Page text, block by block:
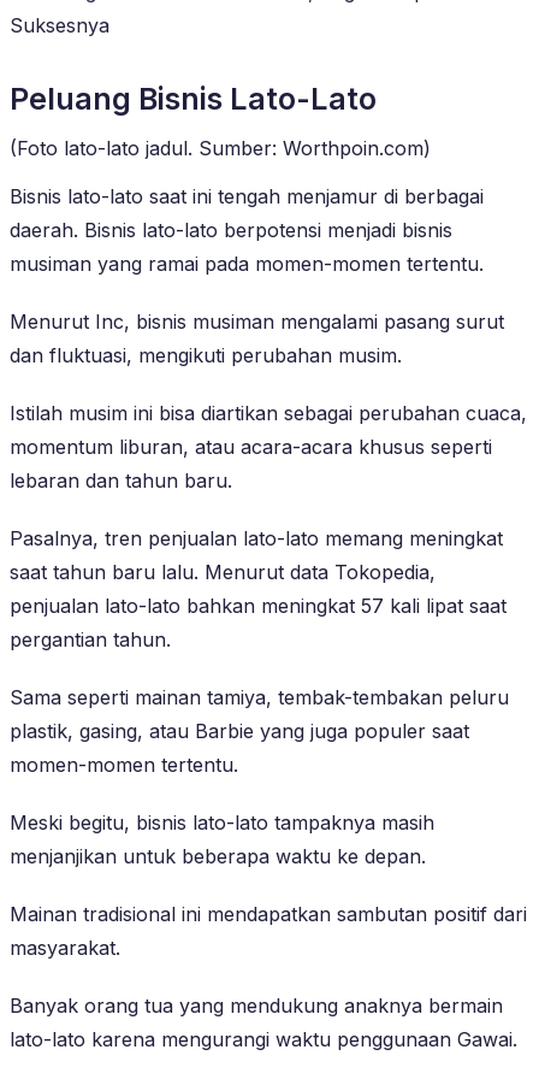
Suksesnya
Peluang Bisnis Lato-Lato
(Foto lato-lato jadul. Sumber: Worthpoin.com)
Bisnis lato-lato saat ini tengah menjamur di berbagai
daerah. Bisnis lato-lato berpotensi menjadi bisnis
musiman yang ramai pada momen-momen tertentu.
Menurut Inc, bisnis musiman mengalami pasang surut
dan fluktuasi, mengikuti perubahan musim.
Istilah musim ini bisa diartikan sebagai perubahan cuaca,
momentum liburan, atau acara-acara khusus seperti
lebaran dan tahun baru.
Pasalnya, tren penjualan lato-lato memang meningkat
saat tahun baru lalu. Menurut data Tokopedia,
penjualan lato-lato bahkan meningkat 57 kali lipat saat
pergantian tahun.
Sama seperti mainan tamiya, tembak-tembakan peluru
plastik, gasing, atau Barbie yang juga populer saat
momen-momen tertentu.
Meski begitu, bisnis lato-lato tampaknya masih
menjanjikan untuk beberapa waktu ke depan.
Mainan tradisional ini mendapatkan sambutan positif dari
masyarakat.
Banyak orang tua yang mendukung anaknya bermain
lato-lato karena mengurangi waktu penggunaan Gawai.